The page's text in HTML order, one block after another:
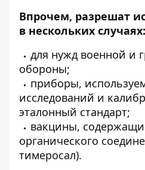
Впрочем, разрешат
в нескольких случаях:
для нужд военной и
обороны;
приборы,
исследований и
эталонный стандарт;
вакцины,
органического
тимеросал).